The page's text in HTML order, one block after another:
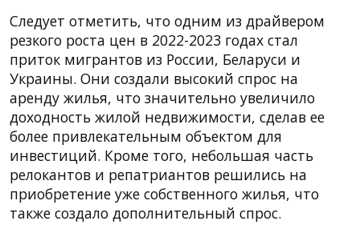
Следует отметить, что одним из драйвером
резкого роста цен в 2022-2023 годах стал
приток мигрантов из России, Беларуси и
Украины. Они создали высокий спрос на
аренду жилья, что значительно увеличило
доходность жилой недвижимости, сделав ее
более привлекательным объектом для
инвестиций. Кроме того, небольшая часть
релокантов и репатриантов решились на
приобретение уже собственного жилья, что
также создало дополнительный спрос.